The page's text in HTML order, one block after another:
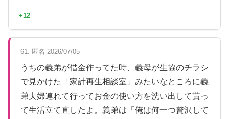
+12
61. 匿名 2026/07/05
うちの義弟が借金作ってた時、義母が生協のチラシ
で見かけた「家計再生相談室」みたいなところに義
弟夫婦連れて行ってお金の使い方を洗い出して貰っ
て生活立て直したよ。義弟は「俺は何一つ贅沢して